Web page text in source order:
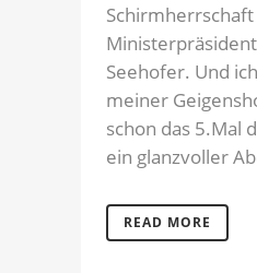
Seehofer. Und
meiner
schon das 5.Mal
ein glanzvoller
READ MORE